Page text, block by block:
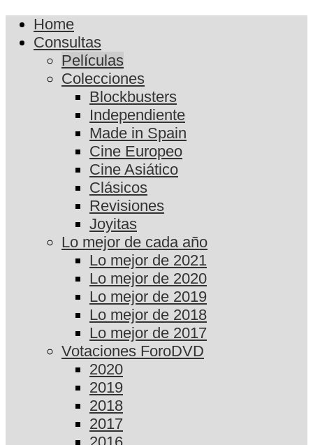
Home
Consultas
Películas
Colecciones
Blockbusters
Independiente
Made in Spain
Cine Europeo
Cine Asiático
Clásicos
Revisiones
Joyitas
Lo mejor de cada año
Lo mejor de 2021
Lo mejor de 2020
Lo mejor de 2019
Lo mejor de 2018
Lo mejor de 2017
Votaciones ForoDVD
2020
2019
2018
2017